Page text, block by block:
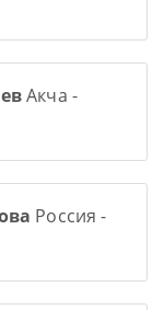
Акча -
Россия -